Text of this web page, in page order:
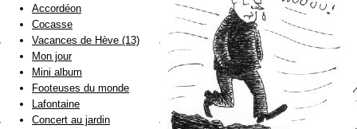
Accordéon
Cocasse
Vacances de Hève (13)
Mon jour
Mini album
Footeuses du monde
Lafontaine
Concert au jardin